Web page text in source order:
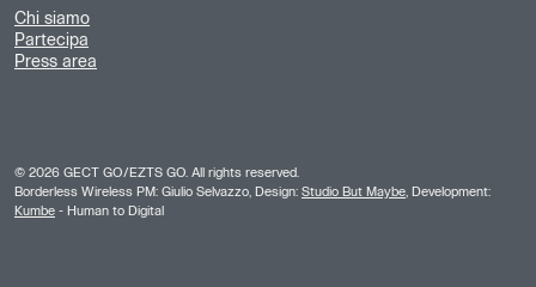
Chi siamo
Partecipa
Press area
© 2026 GECT GO/EZTS GO. All rights reserved.
Borderless Wireless PM: Giulio Selvazzo, Design: Studio But Maybe, Development:
Kumbe - Human to Digital